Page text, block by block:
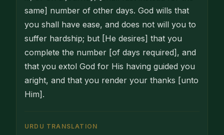
same] number of other days. God wills that
you shall have ease, and does not will you to
suffer hardship; but [He desires] that you
complete the number [of days required], and
that you extol God for His having guided you
aright, and that you render your thanks [unto
Him].
URDU TRANSLATION